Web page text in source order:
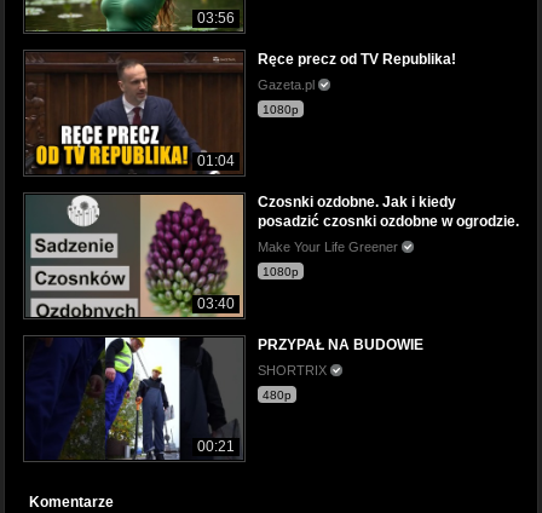
03:56
01:04
Ręce precz od TV Republika!
Gazeta.pl
1080p
03:40
Czosnki ozdobne. Jak i kiedy
posadzić czosnki ozdobne w ogrodzie.
Make Your Life Greener
1080p
00:21
PRZYPAŁ NA BUDOWIE
SHORTRIX
480p
Komentarze